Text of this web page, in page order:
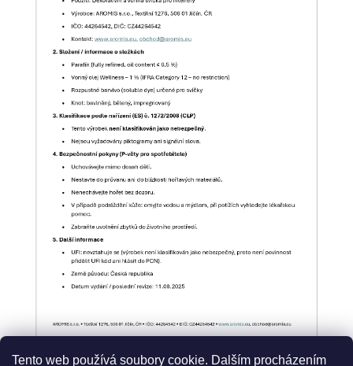
Tento web používá soubory cookie. Dalším procházením